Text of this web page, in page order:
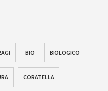
BIO BIOLOGICO
CORATELLA